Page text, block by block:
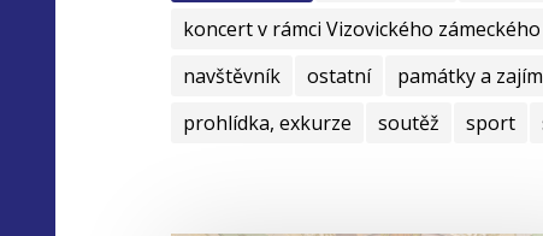
koncert v rámci Vizovického
navštěvník
ostatní památky a
prohlídka, exkurze
soutěž sport